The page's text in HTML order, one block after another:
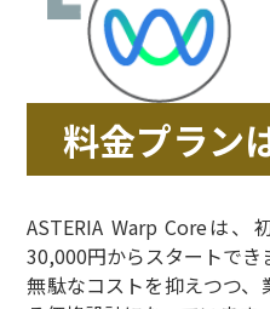
料金プラン
ASTERIA Warp Coreは
30,000円からスタートでき
無駄なコストを抑えつつ